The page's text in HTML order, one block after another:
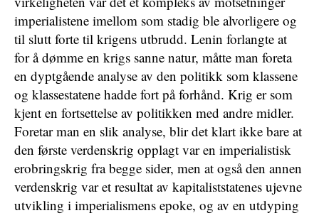
imperialistene imellom som stadig ble alvorligere og
til slutt forte til krigens utbrudd. Lenin forlangte at
for å dømme en krigs sanne natur, måtte man foreta
en dyptgående analyse av den politikk som klassene
og klassestatene hadde fort på forhånd. Krig er som
kjent en fortsettelse av politikken med andre midler.
Foretar man en slik analyse, blir det klart ikke bare at
den første verdenskrig opplagt var en imperialistisk
erobringskrig fra begge sider, men at også den annen
verdenskrig var et resultat av kapitaliststatenes ujevne
utvikling i imperialismens epoke, og av en utdyping